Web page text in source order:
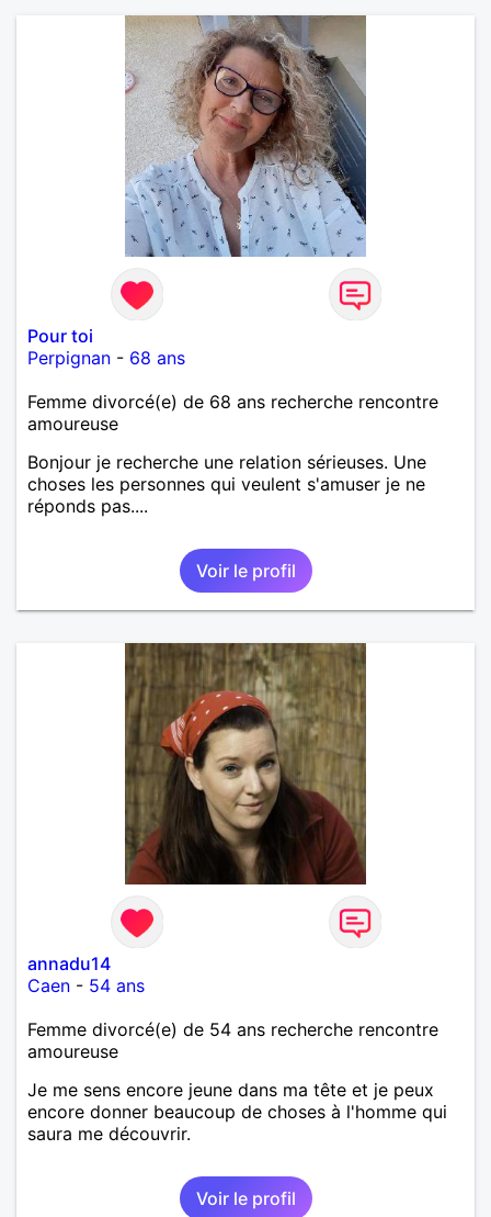
Pour toi
Perpignan - 68 ans
Femme divorcé(e) de 68 ans recherche rencontre
amoureuse
Bonjour je recherche une relation sérieuses. Une
choses les personnes qui veulent s'amuser je ne
réponds pas....
Voir le profil
annadu14
Caen - 54 ans
Femme divorcé(e) de 54 ans recherche rencontre
amoureuse
Je me sens encore jeune dans ma tête et je peux
encore donner beaucoup de choses à l'homme qui
saura me découvrir.
Voir le profil